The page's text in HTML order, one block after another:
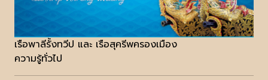
เรือพาลีรั้งทวีป และ เรือสุครีพครองเมือง
ความรู้ทั่วไป